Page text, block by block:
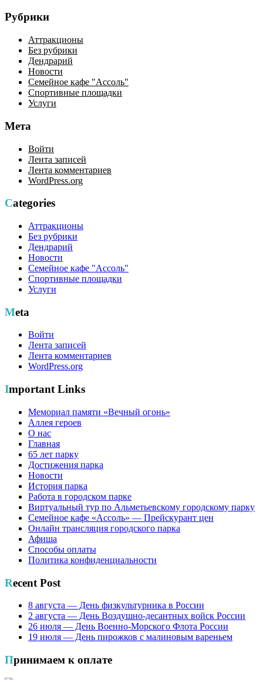
Рубрики
Аттракционы
Без рубрики
Дендрарий
Новости
Семейное кафе "Ассоль"
Спортивные площадки
Услуги
Мета
Войти
Лента записей
Лента комментариев
WordPress.org
Categories
Аттракционы
Без рубрики
Дендрарий
Новости
Семейное кафе "Ассоль"
Спортивные площадки
Услуги
Meta
Войти
Лента записей
Лента комментариев
WordPress.org
Important Links
Мемориал памяти «Вечный огонь»
Аллея героев
О нас
Главная
65 лет парку
Достижения парка
Новости
История парка
Работа в городском парке
Виртуальный тур по Альметьевскому городскому парку
Семейное кафе «Ассоль» — Прейскурант цен
Онлайн трансляция городского парка
Афиша
Способы оплаты
Политика конфиденциальности
Recent Post
8 августа — День физкультурника в России
2 августа — День Воздушно-десантных войск России
26 июля — День Военно-Морского Флота России
19 июля — День пирожков с малиновым вареньем
Принимаем к оплате